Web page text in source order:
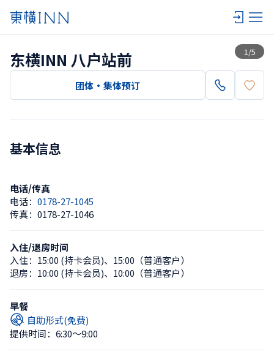
1 /5
查看一览
东横INN 八户站前
团体・集体预订
基本信息
电话/传真
电话： 0178-27-1045
传真： 0178-27-1046
入住/退房时间
入住： 15:00 (持卡会员)、 15:00（普通客户）
退房： 10:00 (持卡会员)、 10:00（普通客户）
早餐
自助形式(免费)
提供时间：6:30〜9:00